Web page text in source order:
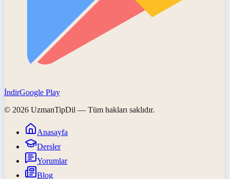
İndirGoogle Play
© 2026 UzmanTipDil — Tüm hakları saklıdır.
Anasayfa
Dersler
Yorumlar
Blog